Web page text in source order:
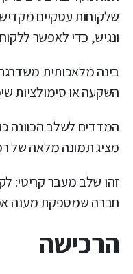
שלקוחות עסקיים
ונגיש, כדי לאפשר
בינה מלאכותית
השקעה או סימולציות
המדדים לשלב הכוונה
מציג תמונה מלאה של
זהו שלב מעבר קריטי:
חברה שמספקת מענה
הרכישה